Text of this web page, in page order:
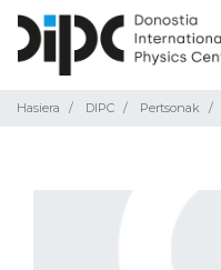
Hasiera DIPC Pertsonak